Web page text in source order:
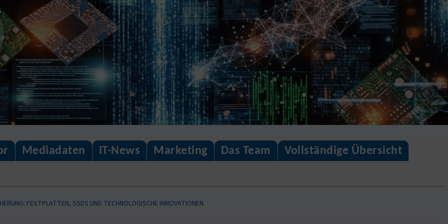
Mediadaten IT-News Marketing Das Team
Vollständige Übersicht
FESTPLATTEN, SSDS UND TECHNOLOGISCHE INNOVATIONEN